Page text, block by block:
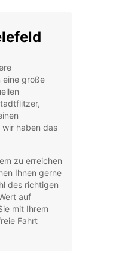
eine große
haben das
zu erreichen
Ihnen gerne
des richtigen
auf
mit Ihrem
Fahrt